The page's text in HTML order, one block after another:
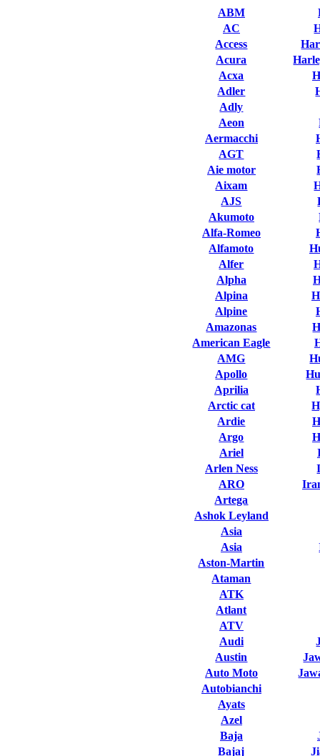
ABM
AC
Access
Acura
Acxa
Adler
Adly
Aeon
Aermacchi
AGT
Aie motor
Aixam
AJS
Akumoto
Alfa-Romeo
Alfamoto
Alfer
Alpha
Alpina
Alpine
Amazonas
American Eagle
AMG
Apollo
Aprilia
Arctic cat
Ardie
Argo
Ariel
Arlen Ness
ARO
Artega
Ashok Leyland
Asia
Asia
Aston-Martin
Ataman
ATK
Atlant
ATV
Audi
Austin
Auto Moto
Autobianchi
Ayats
Azel
Baja
Bajaj